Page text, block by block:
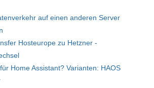
auf einen anderen Server
Hosteurope zu Hetzner -
Home Assistant? Varianten: HAOS